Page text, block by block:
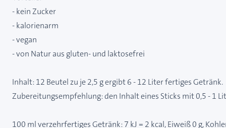
- kein Zucker
- kalorienarm
- vegan
- von Natur aus gluten- und laktosefrei
Inhalt: 12 Beutel zu je 2,5 g ergibt 6 - 12 Liter fertiges Getränk.
Zubereitungsempfehlung: den Inhalt eines Sticks mit 0,5 - 1
100 ml verzehrfertiges Getränk: 7 kJ = 2 kcal, Eiweiß 0 g,